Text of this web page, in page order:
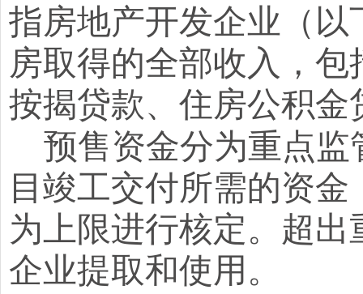
指房地产开发企业（
房取得的全部收入，
按揭贷款、住房公积
预售资金分为重点
目竣工交付所需的资
为上限进行核定。超
企业提取和使用。